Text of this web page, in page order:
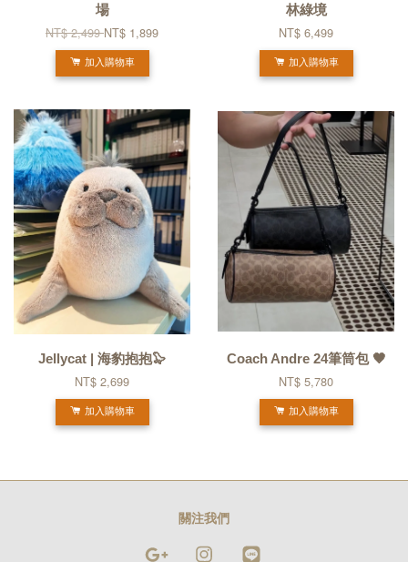
場
NT$ 2,499NT$ 1,899
加入購物車
林綠境
NT$ 6,499
加入購物車
Jellycat | 海豹抱抱🦭
NT$ 2,699
加入購物車
Coach Andre 24筆筒包 🤎
NT$ 5,780
加入購物車
關注我們
Google Instagram